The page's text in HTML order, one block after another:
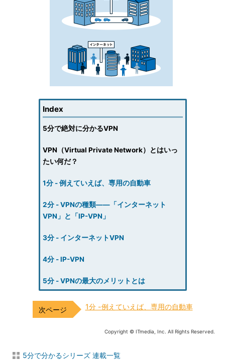
Index
5分で絶対に分かるVPN
VPN（Virtual Private Network）とはいっ
たい何だ？
1分 - 例えていえば、専用の自動車
2分 - VPNの種類――「インターネット
VPN」と「IP-VPN」
3分 - インターネットVPN
4分 - IP-VPN
5分 - VPNの最大のメリットとは
1分 -例えていえば、専用の自動車
Copyright © ITmedia, Inc. All Rights Reserved.
5分で分かるシリーズ 連載一覧